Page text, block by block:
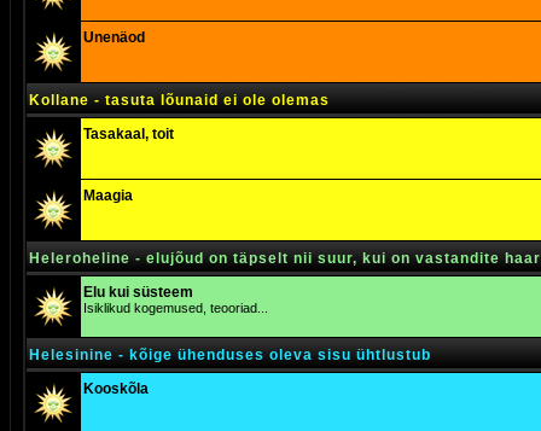
Unenäod
Kollane - tasuta lõunaid ei ole olemas
Tasakaal, toit
Maagia
Heleroheline - elujõud on täpselt nii suur, kui on vastandite
Elu kui süsteem
Isiklikud kogemused, teooriad...
Helesinine - kõige ühenduses oleva sisu ühtlustub
Kooskõla